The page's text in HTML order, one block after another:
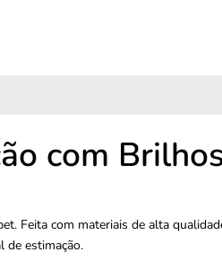
com
Feita com materiais de alta
de estimação.